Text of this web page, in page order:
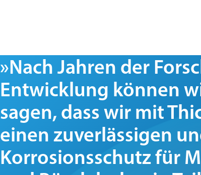
»Nach Jahren der
Entwicklung können
sagen, dass wir mit
einen zuverlässigen
Korrosionsschutz für